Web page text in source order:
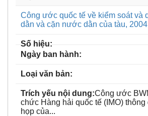
Công ước quốc tế về kiểm soát và
dằn và cặn nước dằn của tàu, 2004
Công ước
chức Hàng hải quốc tế (IMO) thông
họp của...